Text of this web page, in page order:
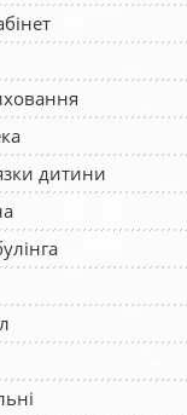
дитини